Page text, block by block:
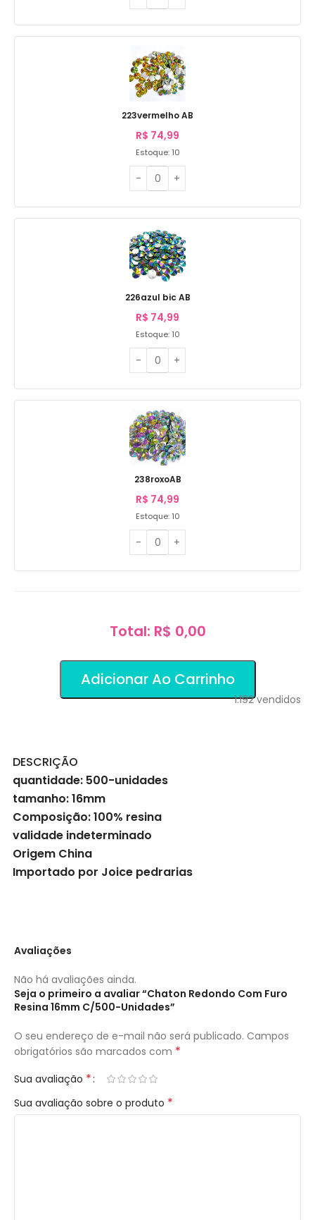
223vermelho AB
R$ 74,99
Estoque: 10
226azul bic AB
R$ 74,99
Estoque: 10
238roxoAB
R$ 74,99
Estoque: 10
Total: R$ 0,00
Adicionar Ao Carrinho
1.192vendidos
DESCRIÇÃO
quantidade: 500-unidades
tamanho: 16mm
Composição: 100% resina
validade indeterminado
Origem China
Importado por Joice pedrarias
Avaliações
Não há avaliações ainda.
Seja o primeiro a avaliar “Chaton Redondo Com Furo
Resina 16mm C/500-Unidades”
O seu endereço de e-mail não será publicado. Campos
obrigatórios são marcados com *
Sua avaliação *
Sua avaliação sobre o produto *